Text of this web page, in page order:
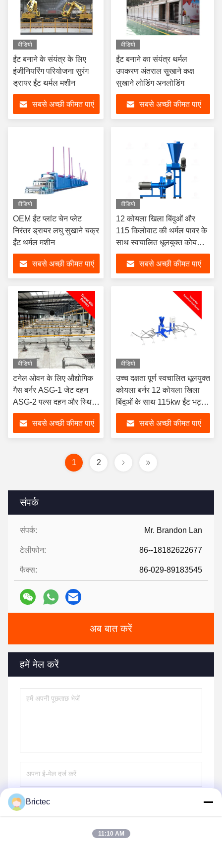
संपर्क
संपर्क: Mr. Brandon Lan
टेलीफोन: 86--18182622677
फैक्स: 86-029-89183545
अब बात करें
हमें मेल करें
भेजना
वीडियो
ईंट बनाने के संयंत्र के लिए
इंजीनियरिंग परियोजना सुरंग
ड्रायर ईंट थर्मल मशीन
सबसे अच्छी कीमत पाएं
वीडियो
ईंट बनाने का संयंत्र थर्मल
उपकरण अंतराल सुखाने कक्ष
सुखाने लोडिंग अनलोडिंग
सबसे अच्छी कीमत पाएं
वीडियो
OEM ईंट प्लांट चेन प्लेट
निरंतर ड्रायर लघु सुखाने चक्र
ईंट थर्मल मशीन
सबसे अच्छी कीमत पाएं
वीडियो
12 कोयला खिला बिंदुओं और
115 किलोवाट की थर्मल पावर के
साथ स्वचालित धूलयुक्त कोयला
बर्नर
सबसे अच्छी कीमत पाएं
वीडियो
टनेल ओवन के लिए औद्योगिक
गैस बर्नर ASG-1 जेट दहन
ASG-2 पल्स दहन और स्थिर
लौ के साथ
सबसे अच्छी कीमत पाएं
वीडियो
उच्च दक्षता पूर्ण स्वचालित धूलयुक्त
कोयला बर्नर 12 कोयला खिला
बिंदुओं के साथ 115kw ईंट भट्ठी
फायरिंग सिस्टम के लिए थर्मल
पावर
सबसे अच्छी कीमत पाएं
1 2
Brictec
11:10 AM